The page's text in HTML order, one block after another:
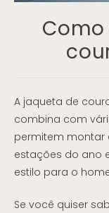
A jaqueta de
combina com
permitem
estações do ano
estilo para o
Se você quiser